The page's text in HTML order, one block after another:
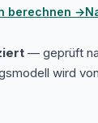
berechnen →
— geprüft
wird von